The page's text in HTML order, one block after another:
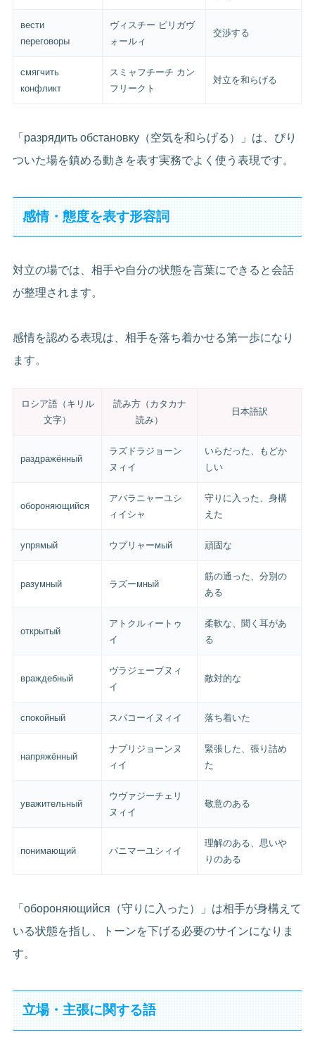
вести
переговоры
ヴィスチー ピリガヴ
ォールィ
交渉する
смягчить
конфликт
スミャフチーチ カン
フリークト
対立を和らげる
「разрядить обстановку（空気を和らげる）」は、ぴり
ついた場を鎮める動きを表す実務でよく使う表現です。
感情・態度を表す形容詞
対立の場では、相手や自分の状態を言葉にできると会話
が整理されます。
感情を認める表現は、相手を落ち着かせる第一歩になり
ます。
ロシア語（キリル
文字）
読み方（カタカナ
読み）
日本語訳
раздражённый
ラズドラジョーン
ヌィイ
いらだった、もどか
しい
обороняющийся
アバラニャーユシ
ィイシャ
守りに入った、身構
えた
упрямый ウプリャーмый 頑固な
разумный ラズーмный
筋の通った、分別の
ある
открытый
アトクルィートゥ
イ
柔軟な、聞く耳があ
る
враждебный
ヴラジェーブヌィ
イ
敵対的な
спокойный スパコーイヌィイ 落ち着いた
напряжённый
ナプリジョーンヌ
ィイ
緊張した、張り詰め
た
уважительный
ウヴァジーチェリ
ヌィイ
敬意のある
понимающий パニマーユシィイ
理解のある、思いや
りのある
「обороняющийся（守りに入った）」は相手が身構えて
いる状態を指し、トーンを下げる必要のサインになりま
す。
立場・主張に関する語